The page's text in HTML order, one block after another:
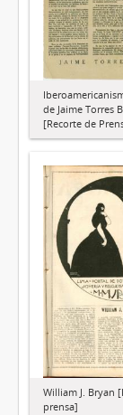
de Jaime Torres
[Recorte de
William J. Bryan
prensa]